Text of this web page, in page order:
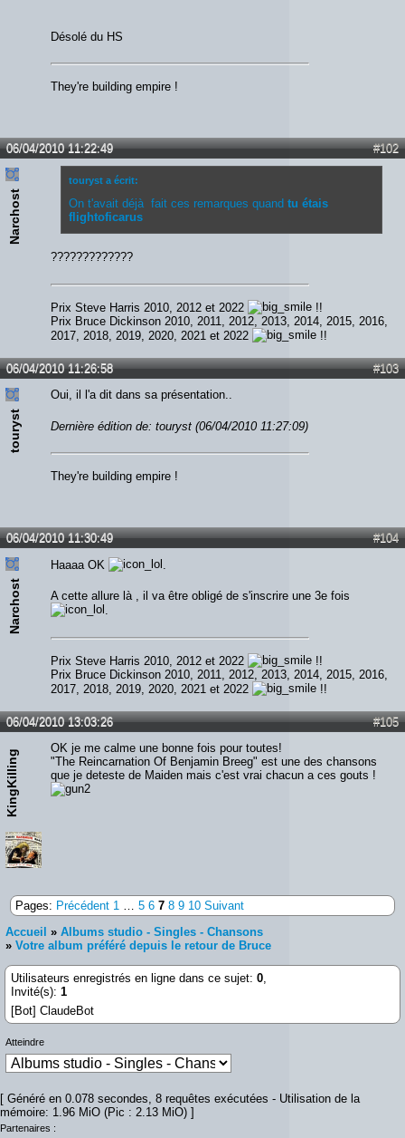
Désolé du HS
They're building empire !
#102
06/04/2010 11:22:49
Narchost
touryst a écrit:
On t'avait déjà fait ces remarques quandtu étais
flightoficarus
?????????????
Prix Steve Harris 2010, 2012 et 2022
!!
Prix Bruce Dickinson 2010, 2011, 2012, 2013, 2014, 2015, 2016,
2017, 2018, 2019, 2020, 2021 et 2022
!!
#103
06/04/2010 11:26:58
touryst
Oui, il l'a dit dans sa présentation..
Dernière édition de: touryst (06/04/2010 11:27:09)
They're building empire !
#104
06/04/2010 11:30:49
Narchost
Haaaa OK
A cette allure là , il va être obligé de s'inscrire une 3e fois
.
Prix Steve Harris 2010, 2012 et 2022
!!
Prix Bruce Dickinson 2010, 2011, 2012, 2013, 2014, 2015, 2016,
2017, 2018, 2019, 2020, 2021 et 2022
!!
#105
06/04/2010 13:03:26
KingKilling
OK je me calme une bonne fois pour toutes!
"The Reincarnation Of Benjamin Breeg" est une des chansons
que je deteste de Maiden mais c'est vrai chacun a ces gouts !
Pages: Précédent 1 … 5 6 7 8 9 10 Suivant
Accueil » Albums studio - Singles - Chansons
» Votre album préféré depuis le retour de Bruce
Utilisateurs enregistrés en ligne dans ce sujet: 0,
Invité(s): 1
[Bot] ClaudeBot
Atteindre
[ Généré en 0.078 secondes, 8 requêtes exécutées - Utilisation de la
mémoire: 1.96 MiO (Pic : 2.13 MiO) ]
Partenaires :